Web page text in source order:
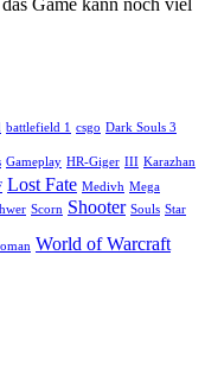
battlefield 1 csgo Dark Souls 3
Gameplay HR-Giger III Karazhan
Lost Fate Medivh Mega
Scorn Shooter Souls Star
World of Warcraft